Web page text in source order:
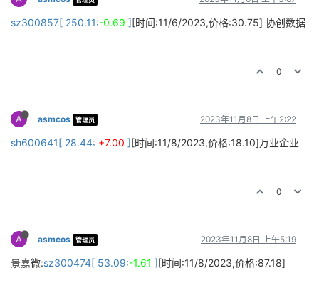
sz300857[ 250.11:-0.69 ][时间:11/6/2023,价格:30.75] 协创数据
0
A asmcos 管理员 2023年11月8日 上午2:22
sh600641[ 28.44: +7.00 ][时间:11/8/2023,价格:18.10]万业企业
0
A asmcos 管理员 2023年11月8日 上午5:19
景嘉微:sz300474[ 53.09:-1.61 ][时间:11/8/2023,价格:87.18]